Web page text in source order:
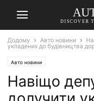
DISCOVER
Додому Авто новини
укладених до будівництва
Авто новини
Навіщо